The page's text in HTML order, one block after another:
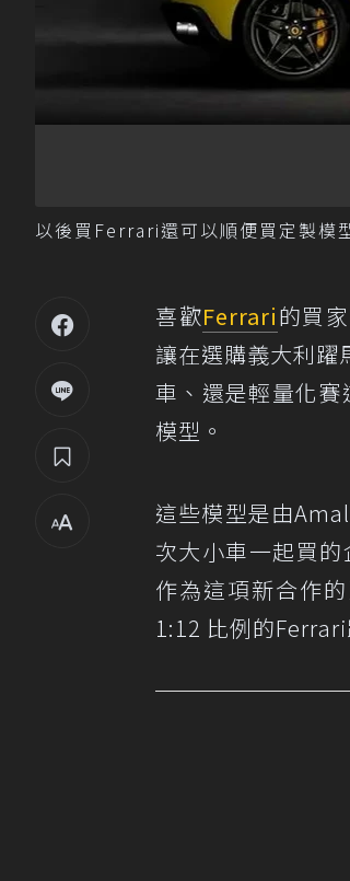
以後買Ferrari還可以順便買定製
喜歡Ferrari的買
讓在選購義大利躍
車、還是輕量化賽
模型。
這些模型是由
次大小車一起買
作為這項新合作
1:12 比例的